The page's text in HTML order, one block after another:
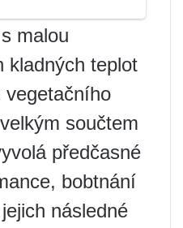
malou
kladných teplot
vegetačního
součtem
předčasné
bobtnání
následné